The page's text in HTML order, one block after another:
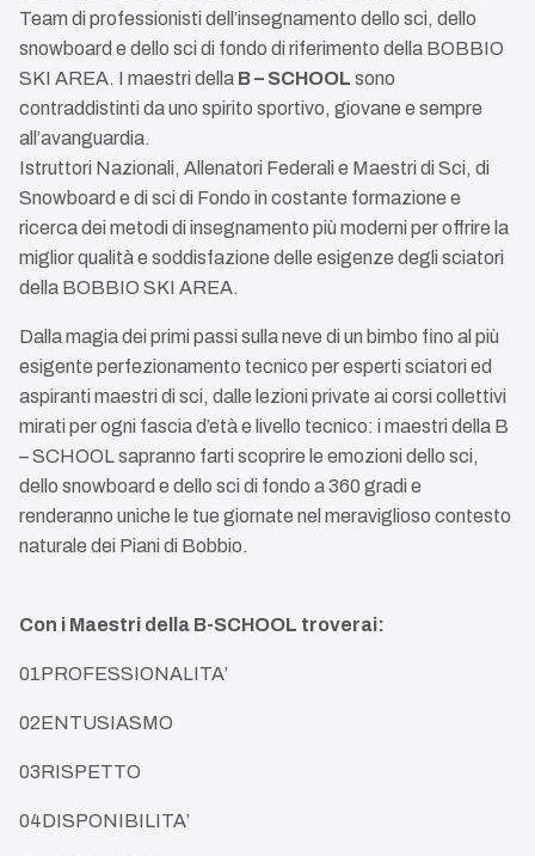
Team di professionisti dell’insegnamento dello sci, dello
snowboard e dello sci di fondo di riferimento della BOBBIO
SKI AREA. I maestri della B – SCHOOL sono
contraddistinti da uno spirito sportivo, giovane e sempre
all’avanguardia.
Istruttori Nazionali, Allenatori Federali e Maestri di Sci, di
Snowboard e di sci di Fondo in costante formazione e
ricerca dei metodi di insegnamento più moderni per offrire la
miglior qualità e soddisfazione delle esigenze degli sciatori
della BOBBIO SKI AREA.
Dalla magia dei primi passi sulla neve di un bimbo fino al più
esigente perfezionamento tecnico per esperti sciatori ed
aspiranti maestri di sci, dalle lezioni private ai corsi collettivi
mirati per ogni fascia d’età e livello tecnico: i maestri della B
– SCHOOL sapranno farti scoprire le emozioni dello sci,
dello snowboard e dello sci di fondo a 360 gradi e
renderanno uniche le tue giornate nel meraviglioso contesto
naturale dei Piani di Bobbio.
Con i Maestri della B-SCHOOL troverai:
01PROFESSIONALITA’
02ENTUSIASMO
03RISPETTO
04DISPONIBILITA’